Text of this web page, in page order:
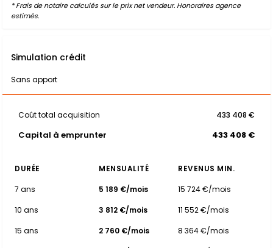
* Frais de notaire calculés sur le prix net vendeur. Honoraires agence
estimés.
Simulation crédit
Sans apport
Coût total acquisition 433 408 €
Capital à emprunter 433 408 €
DURÉE MENSUALITÉ
REVENUS MIN.
7 ans
5 189 €/mois
15 724 €/mois
10 ans
3 812 €/mois
11 552 €/mois
15 ans
2 760 €/mois
8 364 €/mois